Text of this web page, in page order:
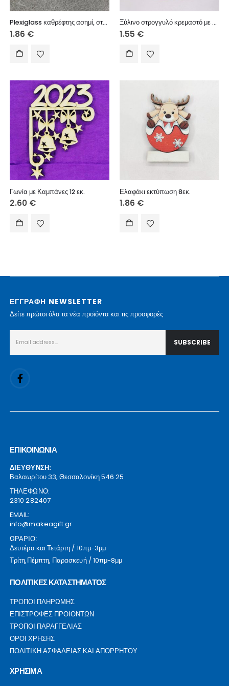
Plexiglass καθρέφτης ασημί, στρόγγυλο με ευχές, 4 εκ.
1.86 €
Ξύλινο στρογγυλό κρεμαστό με ευχές (Χρόνια Πολλά), σε αστέρι (Γιαγιά) 8 εκ.
1.55 €
Γωνία με Καμπάνες 12 εκ.
2.60 €
Ελαφάκι εκτύπωση 8εκ.
1.86 €
ΕΓΓΡΑΦΗ NEWSLETTER
Δείτε πρώτοι όλα τα νέα προϊόντα και τις προσφορές
ΕΠΙΚΟΙΝΩΝΙΑ
ΔΙΕΥΘΥΝΣΗ:
Βαλαωρίτου 33, Θεσσαλονίκη 546 25
ΤΗΛΕΦΩΝΟ:
2310 282407
EMAIL:
info@makeagift.gr
ΩΡΑΡΙΟ:
Δευτέρα και Τετάρτη / 10πμ-3μμ
Τρίτη,Πέμπτη, Παρασκευή / 10πμ-8μμ
ΠΟΛΙΤΙΚΕΣ ΚΑΤΑΣΤΗΜΑΤΟΣ
ΤΡΟΠΟΙ ΠΛΗΡΩΜΗΣ
ΕΠΙΣΤΡΟΦΕΣ ΠΡΟΙΟΝΤΩΝ
ΤΡΟΠΟΙ ΠΑΡΑΓΓΕΛΙΑΣ
ΟΡΟΙ ΧΡΗΣΗΣ
ΠΟΛΙΤΙΚΗ ΑΣΦΑΛΕΙΑΣ ΚΑΙ ΑΠΟΡΡΗΤΟΥ
ΧΡΗΣΙΜΑ